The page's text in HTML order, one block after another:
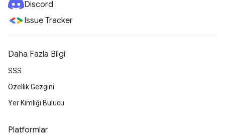
Discord
Issue Tracker
Daha Fazla Bilgi
SSS
Özellik Gezgini
Yer Kimliği Bulucu
Platformlar